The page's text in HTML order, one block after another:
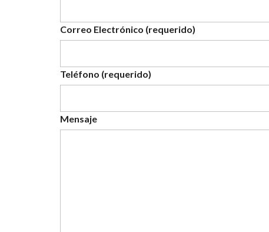
Correo Electrónico (requerido)
Teléfono (requerido)
Mensaje